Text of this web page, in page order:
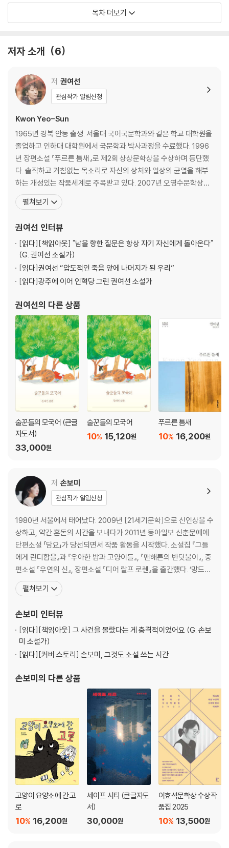
우다영 | 뷰티
목차 더보기
저자 소개 6
저 권여선
관심작가 알림신청
Kwon Yeo-Sun
1965년 경북 안동 출생. 서울대 국어국문학과와 같은 학교 대학원을
졸업하고 인하대 대학원에서 국문학과 박사과정을 수료했다. 1996
년 장편소설 『푸르른 틈새』로 제2회 상상문학상을 수상하며 등단했
다. 솔직하고 거침없는 목소리로 자신의 상처와 일상의 균열을 해부
하는 개성있는 작품세계로 주목받고 있다. 2007년 오영수문학상을
수상했다. 2008년도 제32회 이상문학상 수상작인 '사랑을 믿다'는
남녀의 사랑에 대한 감정과 그 기복을 두 겹의 이야기 속에 감추어 묘
절』, 『내 정원의 붉은 열매』, 『비자나무 숲』
펼쳐보기
권여선 인터뷰
[읽다][책읽아웃] "남을 향한 질문은 항상 자기 자신에게 돌아온다"
(G. 권여선 소설가)
[읽다]권여선 “압도적인 죽음 앞에 나머지가 된 우리”
[읽다]광주에 이어 인혁당 그린 권여선 소설가
권여선의 다른 상품
술꾼들의 모국어 (큰글
자도서)
33,000원
술꾼들의 모국어
15,120원
10%
푸르른 틈새
16,200원
10%
저 손보미
관심작가 알림신청
1980년 서울에서 태어났다. 2009년 [21세기문학]으로 신인상을 수
상하고, 약간 혼돈의 시간을 보내다가 2011년 동아일보 신춘문예에
단편소설 「담요」가 당선되면서 작품 활동을 시작했다. 소설집 『그들
에게 린디합을』과 『우아한 밤과 고양이들』, 『맨해튼의 반딧불이』, 중
편소설 『우연의 신』, 장편소설 『디어 랄프 로렌』을 출간했다. ‘망드
(망한 드라마)’를 즐겨 보고, ‘고독한 빵순이’로 활동 중이다. 침대 위
에 온종일 누워 있는 걸 좋아하는데, 같이 살고 있는 고양이가 내 배
으른데 안 게으르게 살려고 언
펼쳐보기
손보미 인터뷰
[읽다][책읽아웃] 그 사건을 몰랐다는 게 충격적이었어요 (G. 손보
미 소설가)
[읽다][커버 스토리] 손보미, 그것도 소설 쓰는 시간
손보미 의 다른 상품
고양이 요양소에 간 고
로
16,200원
10%
세이프 시티 (큰글자도
서)
30,000원
이효석문학상 수상작
품집 2025
13,500원
10%